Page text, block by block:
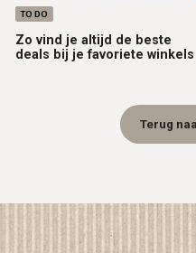
TO DO
Zo vind je altijd de beste
deals bij je favoriete winkels
Terug